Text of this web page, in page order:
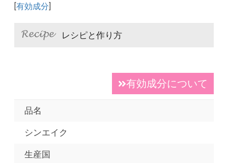
有効成分
レシピと作り方
有効成分について
品名
シンエイク
生産国